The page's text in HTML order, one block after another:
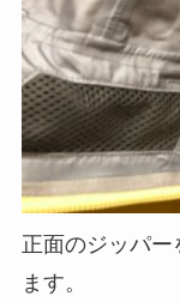
正面のジッパ
ます。